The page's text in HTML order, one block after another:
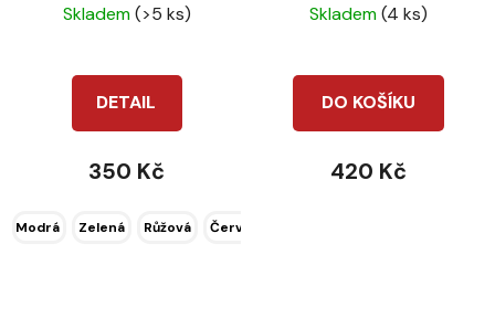
Skladem(>5 ks)
DETAIL
350 Kč
Modrá Zelená Růžová Červená
Skladem(4 ks)
DO KOŠÍKU
420 Kč